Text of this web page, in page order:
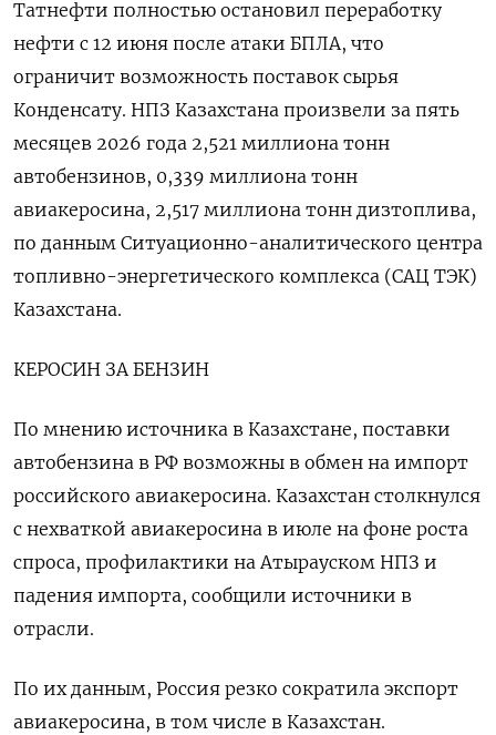
Татнефти полностью остановил переработку ​
нефти с 12 июня после атаки БПЛА, что
ограничит возможность поставок сырья
Конденсату. НПЗ Казахстана произвели за пять
месяцев 2026 года 2,521 миллиона тонн
автобензинов, 0,339 миллиона тонн
авиакеросина, 2,517 миллиона тонн дизтоплива,
по данным Ситуационно-аналитического центра
топливно-энергетического комплекса (САЦ ТЭК)
Казахстана.
КЕРОСИН ЗА БЕНЗИН
По мнению источника в Казахстане, поставки
автобензина в РФ возможны в обмен на импорт
российского авиакеросина. Казахстан столкнулся
с нехваткой авиакеросина в июле на фоне роста
спроса, профилактики на Атырауском НПЗ и
падения импорта, сообщили источники в
отрасли.
По их данным, ​Россия резко сократила экспорт
авиакеросина, ⁠в том числе в Казахстан.